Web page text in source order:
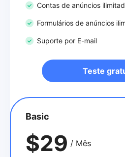
Contas de anúncios
Formulários de anúncios
Suporte por E-mail
Teste
Basic
$29 / Mês